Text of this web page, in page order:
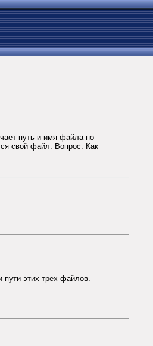
путь и имя файла по
свой файл. Вопрос: Как
пути этих трех файлов.